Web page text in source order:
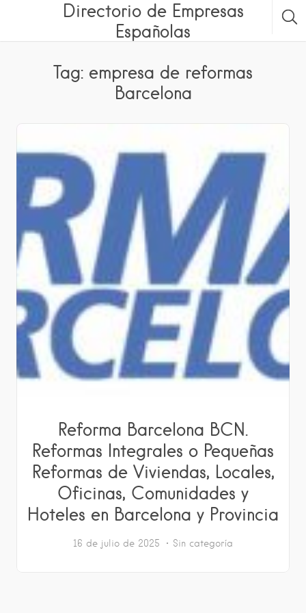
Directorio de Empresas
Españolas
Tag: empresa de reformas
Barcelona
Reforma Barcelona BCN.
Reformas Integrales o Pequeñas
Reformas de Viviendas, Locales,
Oficinas, Comunidades y
Hoteles en Barcelona y Provincia
16 de julio de 2025 Sin categoría